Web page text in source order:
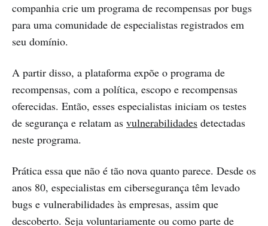
companhia crie um programa de recompensas por bugs
para uma comunidade de especialistas registrados em
seu domínio.
A partir disso, a plataforma expõe o programa de
recompensas, com a política, escopo e recompensas
oferecidas. Então, esses especialistas iniciam os testes
de segurança e relatam as vulnerabilidades detectadas
neste programa.
Prática essa que não é tão nova quanto parece. Desde os
anos 80, especialistas em cibersegurança têm levado
bugs e vulnerabilidades às empresas, assim que
descoberto. Seja voluntariamente ou como parte de